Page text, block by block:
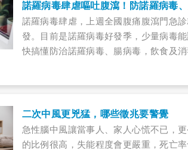
諾羅病毒肆虐嘔吐腹瀉！防諾羅病毒
諾羅病毒肆虐，上週全國腹痛腹瀉門急
發。目前是諾羅病毒好發季，少量病毒
快搞懂防治諾羅病毒、腸病毒，飲食及消
二次中風更兇猛，哪些徵兆要警覺
急性腦中風讓當事人、家人心慌不已，
的比例很高，失能程度會更嚴重，死亡